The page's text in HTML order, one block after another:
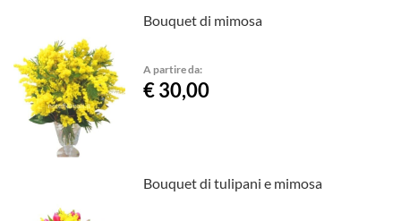
Bouquet di mimosa
A partire da:
€ 30,00
Bouquet di tulipani e mimosa